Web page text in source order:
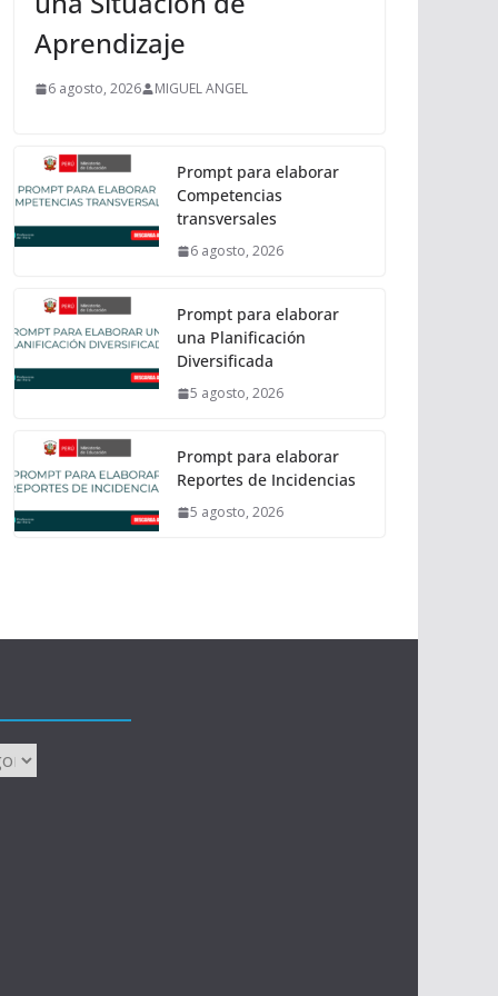
Aprendizaje
6 agosto, 2026 MIGUEL ANGEL
Prompt para elaborar
Competencias
transversales
6 agosto, 2026
Prompt para elaborar
una Planificación
Diversificada
5 agosto, 2026
Prompt para elaborar
Reportes de Incidencias
5 agosto, 2026